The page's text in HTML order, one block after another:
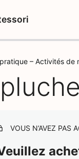
– Activités de
VOUS N’AVEZ PAS